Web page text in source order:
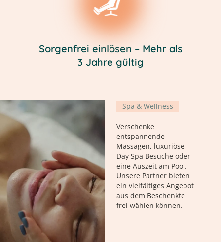
Sorgenfrei einlösen – Mehr als
3 Jahre gültig
Spa & Wellness
Verschenke
entspannende
Massagen, luxuriöse
Day Spa Besuche oder
eine Auszeit am Pool.
Unsere Partner bieten
ein vielfältiges Angebot
aus dem Beschenkte
frei wählen können.